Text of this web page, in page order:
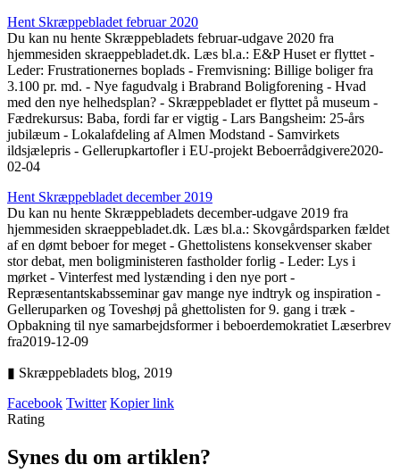
Hent Skræppe­bladet februar 2020
Du kan nu hente Skræppebladets februar-udgave 2020 fra
hjemmesiden skraeppebladet.dk. Læs bl.a.: E&P Huset er flyttet -
Leder: Frustrationernes boplads - Fremvisning: Billige boliger fra
3.100 pr. md. - Nye fagudvalg i Brabrand Boligforening - Hvad
med den nye helhedsplan? - Skræppebladet er flyttet på museum -
Fædrekursus: Baba, fordi far er vigtig - Lars Bangsheim: 25-års
jubilæum - Lokalafdeling af Almen Modstand - Samvirkets
ildsjælepris - Gellerupkartofler i EU-projekt Beboerrådgivere2020-
02-04
Hent Skræppe­bladet december 2019
Du kan nu hente Skræppebladets december-udgave 2019 fra
hjemmesiden skraeppebladet.dk. Læs bl.a.: Skovgårdsparken fældet
af en dømt beboer for meget - Ghettolistens konsekvenser skaber
stor debat, men boligministeren fastholder forlig - Leder: Lys i
mørket - Vinterfest med lystænding i den nye port -
Repræsentantskabsseminar gav mange nye indtryk og inspiration -
Gelleruparken og Toveshøj på ghettolisten for 9. gang i træk -
Opbakning til nye samarbejdsformer i beboerdemokratiet Læserbrev
fra2019-12-09
▮ Skræppebladets blog, 2019
Facebook Twitter Kopier link
Rating
Synes du om artiklen?